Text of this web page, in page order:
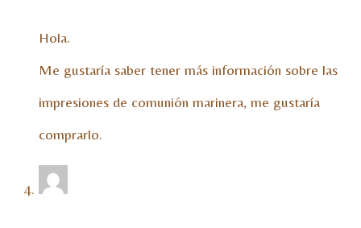
Hola.
Me gustaría saber tener más información sobre las
impresiones de comunión marinera, me gustaría
comprarlo.